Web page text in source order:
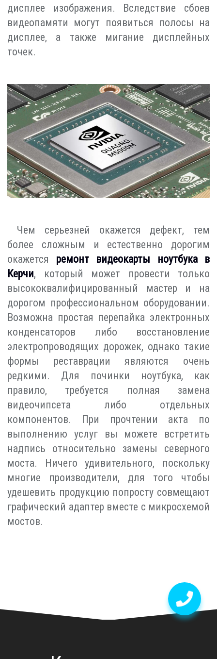
дисплее изображения. Вследствие сбоев
видеопамяти могут появиться полосы на
дисплее, а также мигание дисплейных
точек.
Чем серьезней окажется дефект, тем
более сложным и естественно дорогим
окажется ремонт видеокарты ноутбука в
Керчи, который может провести только
высококвалифицированный мастер и на
дорогом профессиональном оборудовании.
Возможна простая перепайка электронных
конденсаторов либо восстановление
электропроводящих дорожек, однако такие
формы реставрации являются очень
редкими. Для починки ноутбука, как
правило, требуется полная замена
видеочипсета либо отдельных
компонентов. При прочтении акта по
выполнению услуг вы можете встретить
надпись относительно замены северного
моста. Ничего удивительного, поскольку
многие производители, для того чтобы
удешевить продукцию попросту совмещают
графический адаптер вместе с микросхемой
мостов.